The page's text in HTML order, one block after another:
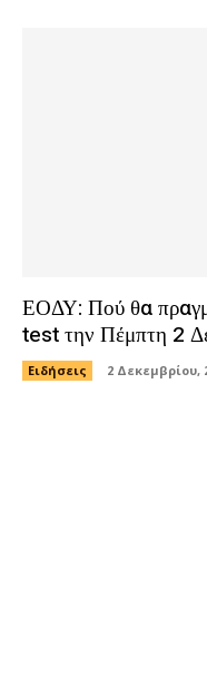
ΕΟΔΥ: Πού θα
test την Πέμπτη 2
Ειδήσεις 2 Δεκεμβρίου,